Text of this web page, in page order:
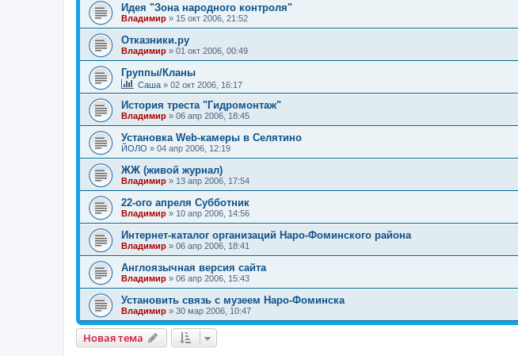
Идея "Зона народного контроля"
Владимир » 15 окт 2006, 21:52
Отказники.ру
Владимир » 01 окт 2006, 00:49
Группы/Кланы
Саша » 02 окт 2006, 16:17
История треста "Гидромонтаж"
Владимир » 06 апр 2006, 18:45
Установка Web-камеры в Селятино
ЙОЛО » 04 апр 2006, 12:19
ЖЖ (живой журнал)
Владимир » 13 апр 2006, 17:54
22-ого апреля Субботник
Владимир » 10 апр 2006, 14:56
Интернет-каталог организаций Наро-Фоминского района
Владимир » 06 апр 2006, 18:41
Англоязычная версия сайта
Владимир » 06 апр 2006, 15:43
Установить связь с музеем Наро-Фоминска
Владимир » 30 мар 2006, 10:47
Новая тема